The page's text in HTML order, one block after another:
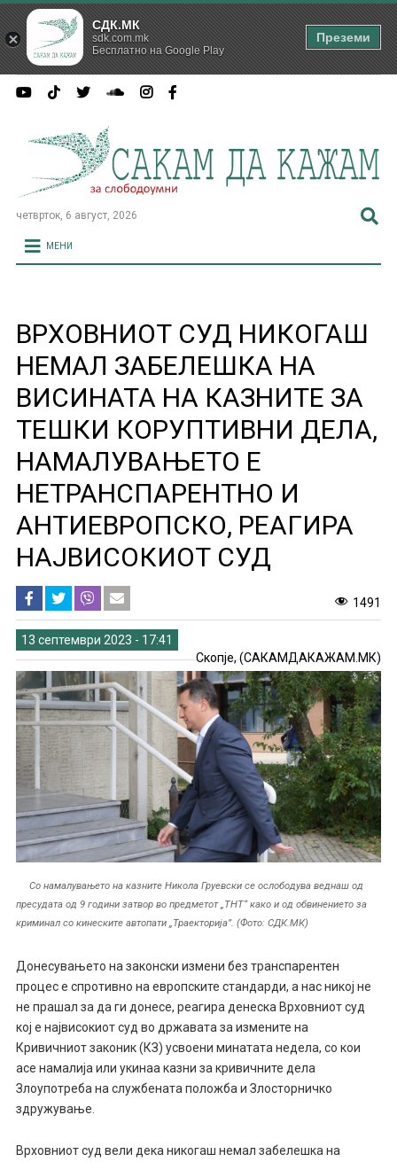
четврток, 6 август, 2026
МЕНИ
ВРХОВНИОТ СУД НИКОГАШ
НЕМАЛ ЗАБЕЛЕШКА НА
ВИСИНАТА НА КАЗНИТЕ ЗА
ТЕШКИ КОРУПТИВНИ ДЕЛА,
НАМАЛУВАЊЕТО Е
НЕТРАНСПАРЕНТНО И
АНТИЕВРОПСКО, РЕАГИРА
НАЈВИСОКИОТ СУД
1491
13 септември 2023 - 17:41
Скопје, (САКАМДАКАЖАМ.МК)
Со намалувањето на казните Никола Груевски се ослободува веднаш од
пресудата од 9 години затвор во предметот „ТНТ“ како и од обвинението за
криминал со кинеските автопати „Траекторија”. (Фото: СДК.МК)
Донесувањето на законски измени без транспарентен
процес е спротивно на европските стандарди, а нас никој не
не прашал за да ги донесе, реагира денеска Врховниот суд
кој е највисокиот суд во државата за измените на
Кривичниот законик (КЗ) усвоени минатата недела, со кои
асе намалија или укинаа казни за кривичните дела
Злоупотреба на службената положба и Злосторничко
здружување.
Врховниот суд вели дека никогаш немал забелешка на
СДК.МК
sdk.com.mk
Бесплатно на Google Play
Преземи